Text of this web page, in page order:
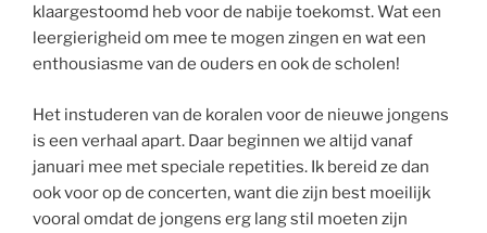
klaargestoomd heb voor de nabije toekomst. Wat een
leergierigheid om mee te mogen zingen en wat een
enthousiasme van de ouders en ook de scholen!
Het instuderen van de koralen voor de nieuwe jongens
is een verhaal apart. Daar beginnen we altijd vanaf
januari mee met speciale repetities. Ik bereid ze dan
ook voor op de concerten, want die zijn best moeilijk
vooral omdat de jongens erg lang stil moeten zijn